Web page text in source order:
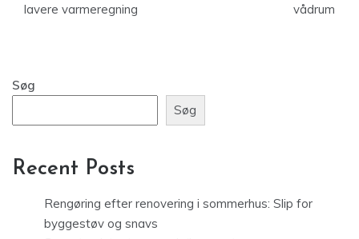
lavere varmeregning
vådrum
Søg
Søg
Recent Posts
Rengøring efter renovering i sommerhus: Slip for
byggestøv og snavs